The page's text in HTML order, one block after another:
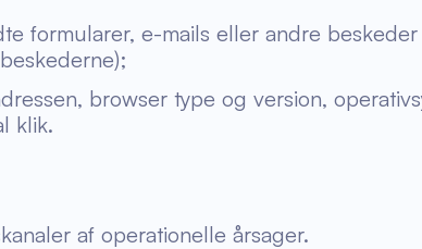
formularer, e-mails eller andre beskeder
browser type og version,
klik.
af operationelle årsager.